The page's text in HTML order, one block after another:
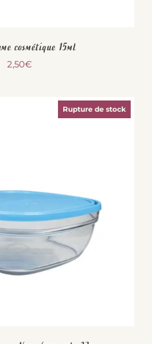
cosmétique 15ml
2,50€
Rupture de stock